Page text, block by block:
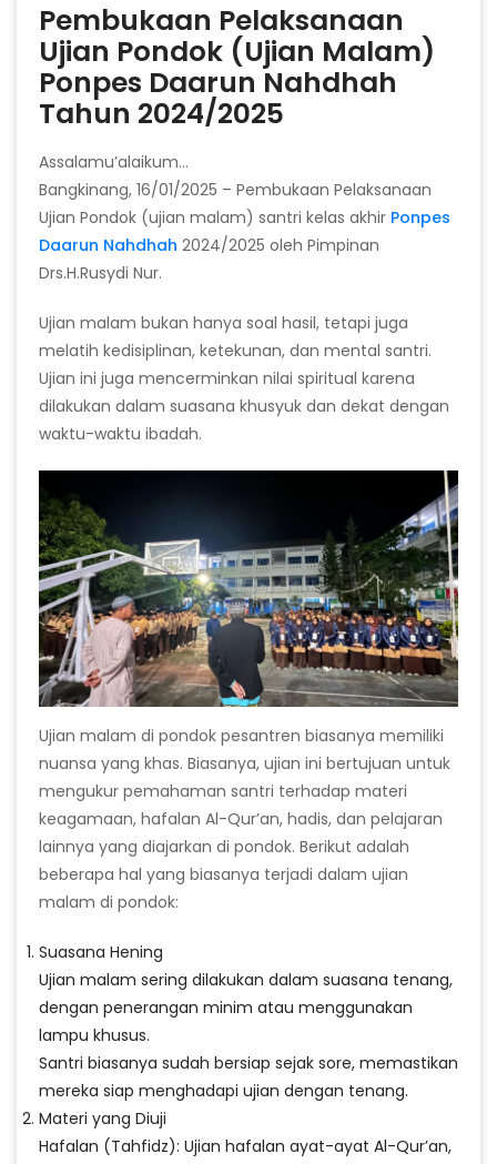
Pembukaan Pelaksanaan
Ujian Pondok (ujian Malam)
Ponpes Daarun Nahdhah
Tahun 2024/2025
Assalamu’alaikum…
Bangkinang, 16/01/2025 – Pembukaan Pelaksanaan
Ujian Pondok (ujian malam) santri kelas akhir Ponpes
Daarun Nahdhah 2024/2025 oleh Pimpinan
Drs.H.Rusydi Nur.
Ujian malam bukan hanya soal hasil, tetapi juga
melatih kedisiplinan, ketekunan, dan mental santri.
Ujian ini juga mencerminkan nilai spiritual karena
dilakukan dalam suasana khusyuk dan dekat dengan
waktu-waktu ibadah.
Ujian malam di pondok pesantren biasanya memiliki
nuansa yang khas. Biasanya, ujian ini bertujuan untuk
mengukur pemahaman santri terhadap materi
keagamaan, hafalan Al-Qur’an, hadis, dan pelajaran
lainnya yang diajarkan di pondok. Berikut adalah
beberapa hal yang biasanya terjadi dalam ujian
malam di pondok:
Suasana Hening
Ujian malam sering dilakukan dalam suasana tenang,
dengan penerangan minim atau menggunakan
lampu khusus.
Santri biasanya sudah bersiap sejak sore, memastikan
mereka siap menghadapi ujian dengan tenang.
Materi yang Diuji
Hafalan (Tahfidz): Ujian hafalan ayat-ayat Al-Qur’an,